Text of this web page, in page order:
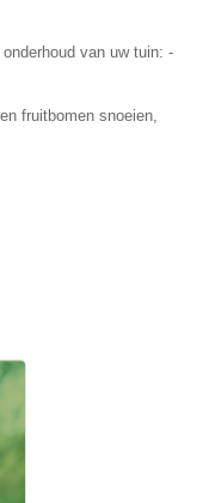
van uw tuin: -
fruitbomen snoeien,